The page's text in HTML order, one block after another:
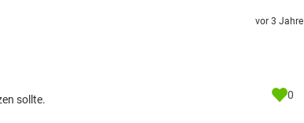
sollte.
vor 3 Jahre
0